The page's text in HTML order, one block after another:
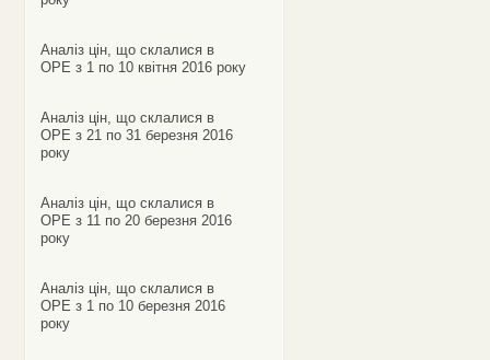
Аналіз цін, що склалися в
ОРЕ з 1 по 10 квітня 2016 року
Аналіз цін, що склалися в
ОРЕ з 21 по 31 березня 2016
року
Аналіз цін, що склалися в
ОРЕ з 11 по 20 березня 2016
року
Аналіз цін, що склалися в
ОРЕ з 1 по 10 березня 2016
року